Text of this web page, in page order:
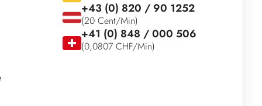
+43 (0) 820 / 90 1252
(20 Cent/Min)
+41 (0) 848 / 000 506
(0,0807 CHF/Min)